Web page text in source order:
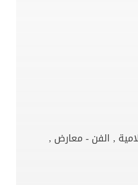
, الفن - معارض ,